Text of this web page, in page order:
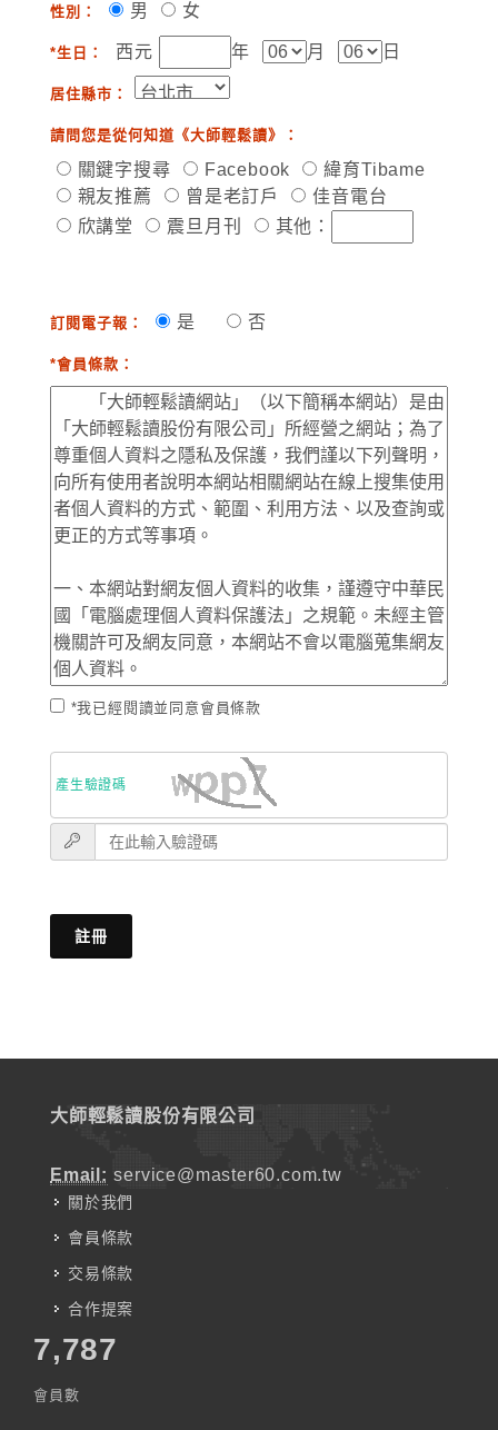
性別： 男 女
*生日： 西元 年 月 日
居住縣市：
請問您是從何知道《大師輕鬆讀》：
關鍵字搜尋 Facebook
緯育Tibame
親友推薦
曾是老訂戶
佳音電台
欣講堂
震旦月刊 其他：
訂閱電子報： 是 否
*會員條款：
*我已經閱讀並同意會員條款
產生驗證碼
註冊
大師輕鬆讀股份有限公司
Email: service@master60.com.tw
關於我們
會員條款
交易條款
合作提案
7,787
會員數